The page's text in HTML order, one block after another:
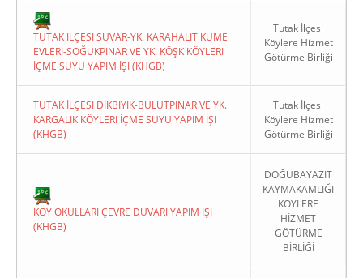
TUTAK İLÇESI SUVAR-YK. KARAHALIT KÜME
EVLERI-SOĞUKPINAR VE YK. KÖŞK KÖYLERI
İÇME SUYU YAPIM İŞI (KHGB)
Tutak İlçesi
Köylere Hizmet
Götürme Birliği
TUTAK İLÇESI DIKBIYIK-BULUTPINAR VE YK.
KARGALIK KÖYLERI İÇME SUYU YAPIM İŞI
(KHGB)
Tutak İlçesi
Köylere Hizmet
Götürme Birliği
KÖY OKULLARI ÇEVRE DUVARI YAPIM İŞI
(KHGB)
DOĞUBAYAZIT
KAYMAKAMLIĞI
KÖYLERE
HİZMET
GÖTÜRME
BİRLİĞİ